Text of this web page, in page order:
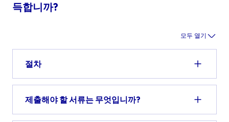
득합니까?
모두 열기
절차
제출해야 할 서류는 무엇입니까?